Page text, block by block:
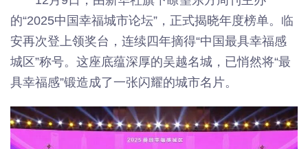
的“2025中国幸福城市论坛”，正式揭晓年度榜单。临
安再次登上领奖台，连续四年摘得“中国最具幸福感
城区”称号。这座底蕴深厚的吴越名城，已悄然将“最
具幸福感”锻造成了一张闪耀的城市名片。